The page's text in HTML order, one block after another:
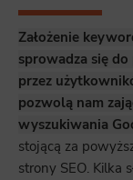
Założenie
sprowadza się
przez
pozwolą nam
wyszukiwania
stojącą za
strony SEO. Kilka